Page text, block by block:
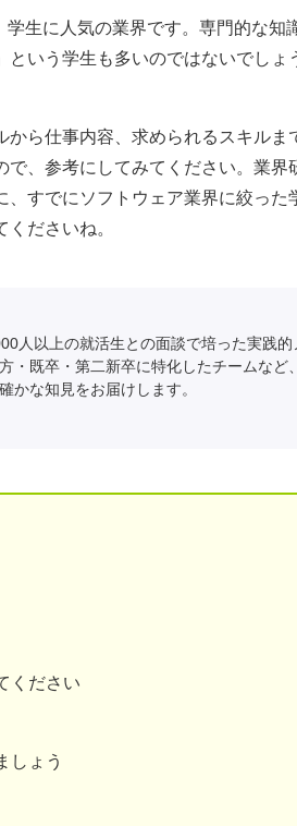
生に人気の業界です。専門的な知
いう学生も多いのではないでしょ
ら仕事内容、求められるスキルま
、参考にしてみてください。業界
すでにソフトウェア業界に絞った
ださいね。
人以上の就活生との面談で培った実践的
・既卒・第二新卒に特化したチームなど、
かな知見をお届けします。
ください
しょう